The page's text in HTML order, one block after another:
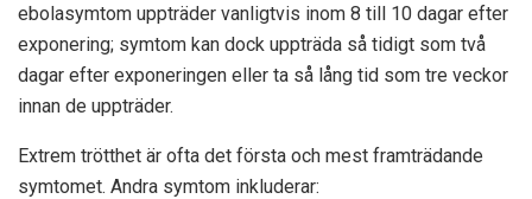
ebolasymtom uppträder vanligtvis inom 8 till 10 dagar efter
exponering; symtom kan dock uppträda så tidigt som två
dagar efter exponeringen eller ta så lång tid som tre veckor
innan de uppträder.
Extrem trötthet är ofta det första och mest framträdande
symtomet. Andra symtom inkluderar: